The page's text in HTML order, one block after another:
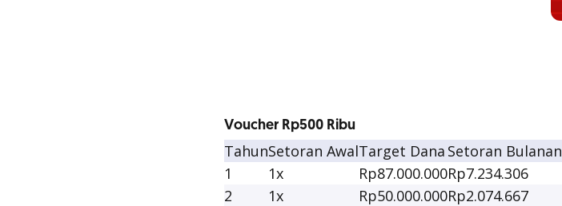
Voucher Rp500 Ribu
TahunSetoran AwalTarget Dana Setoran Bulanan
1
1x Rp87.000.000Rp7.234.306
2
1x Rp50.000.000Rp2.074.667